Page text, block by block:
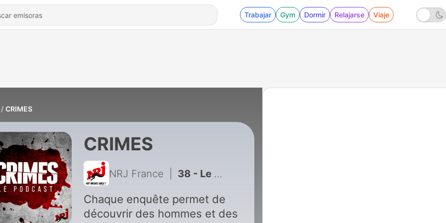
Trabajar Gym Dormir Relajarse Viaje
CRIMES
CRIMES
NRJ France 38 - Le prédateur du Grand Est
Chaque enquête permet de
découvrir des hommes et des